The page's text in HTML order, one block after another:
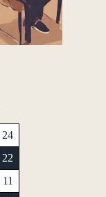
24
22
11